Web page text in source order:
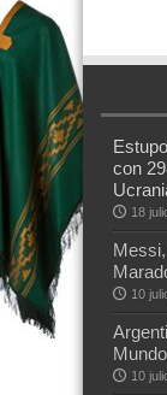
con
18
10
10